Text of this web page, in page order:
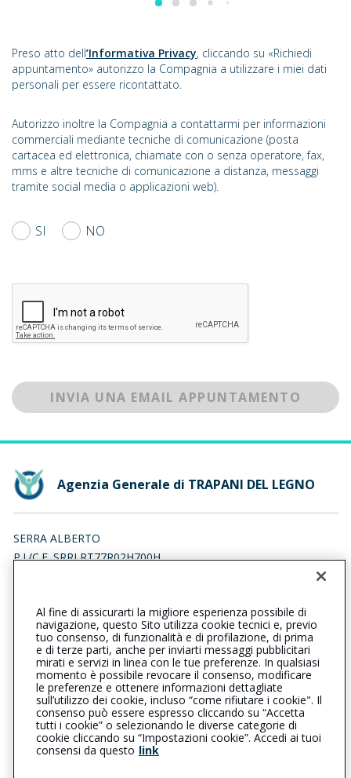
Preso atto dell’Informativa Privacy, cliccando su «Richiedi
appuntamento» autorizzo la Compagnia a utilizzare i miei dati
personali per essere ricontattato.
Autorizzo inoltre la Compagnia a contattarmi per informazioni
commerciali mediante tecniche di comunicazione (posta
cartacea ed elettronica, chiamate con o senza operatore, fax,
mms e altre tecniche di comunicazione a distanza, messaggi
tramite social media o applicazioni web).
SI NO
INVIA UNA EMAIL APPUNTAMENTO
Agenzia Generale di TRAPANI DEL LEGNO
SERRA ALBERTO
P.I./C.F. SRRLRT77R02H700H
0923541135 0923541199
trapanidellegno@cattolica.it
alberto.serra.1977@pec.it
L’intermediario è soggetto al controllo dell’IVASS. Consulta il
Registro RUI al seguentelink
Al fine di assicurarti la migliore esperienza possibile di
navigazione, questo Sito utilizza cookie tecnici e, previo
tuo consenso, di funzionalità e di profilazione, di prima
e di terze parti, anche per inviarti messaggi pubblicitari
mirati e servizi in linea con le tue preferenze. In qualsiasi
momento è possibile revocare il consenso, modificare
le preferenze e ottenere informazioni dettagliate
sull’utilizzo dei cookie, incluso “come rifiutare i cookie". Il
consenso può essere espresso cliccando su “Accetta
tutti i cookie” o selezionando le diverse categorie di
cookie cliccando su “Impostazioni cookie”. Accedi ai tuoi
consensi da questo link